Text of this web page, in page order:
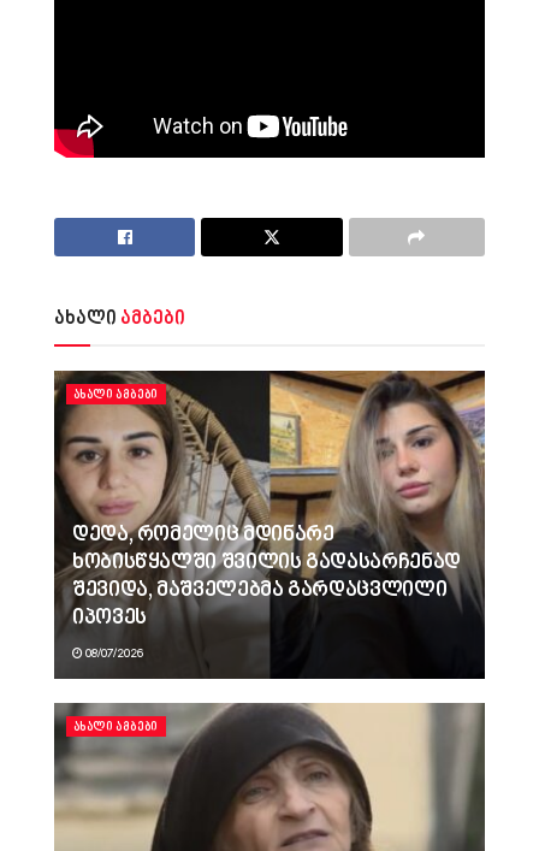
ახალი ამბები
ᲐᲮᲐᲚᲘ ᲐᲛᲑᲔᲑᲘ
დედა, რომელიც მდინარე
ხობისწყალში შვილის გადასარჩენად
შევიდა, მაშველებმა გარდაცვლილი
იპოვეს
08/07/2026
ᲐᲮᲐᲚᲘ ᲐᲛᲑᲔᲑᲘ